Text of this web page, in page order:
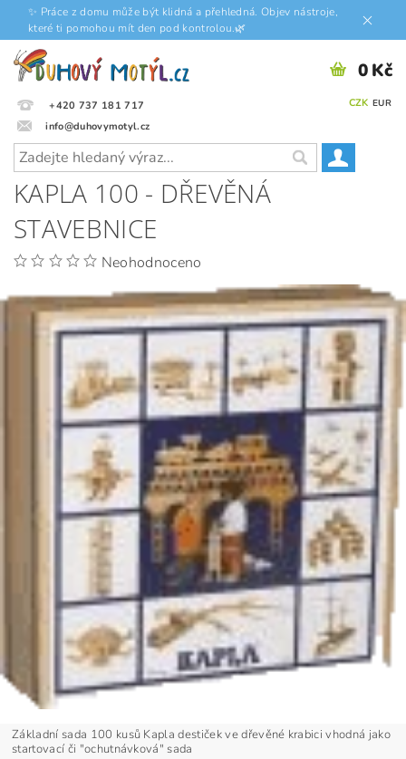
✨ Práce z domu může být klidná a přehledná. Objev nástroje,
které ti pomohou mít den pod kontrolou.🌿
+420 737 181 717
info@duhovymotyl.cz
CZK EUR
0 Kč
KAPLA 100 - DŘEVĚNÁ
STAVEBNICE
Neohodnoceno
Základní sada 100 kusů Kapla destiček ve dřevěné krabici vhodná jako
startovací či "ochutnávková" sada